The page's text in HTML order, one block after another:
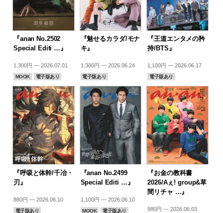
『anan No.2502
Special Editi …』
1,300円 — 2026.07.01
MOOK 電子版あり
『魅せるカラダ/モナ
キ』
1,300円 — 2026.06.24
電子版あり
『王道エンタメの矜
持/BTS』
1,100円 — 2026.06.17
電子版あり
『呼吸と体幹/千冶・
刃』
880円 — 2026.06.10
電子版あり
『anan No.2499
Special Editi …』
1,100円 — 2026.06.10
MOOK 電子版あり
『お金の教科書
2026/Aぇ! group&草
間リチャ …』
980円 — 2026.06.03